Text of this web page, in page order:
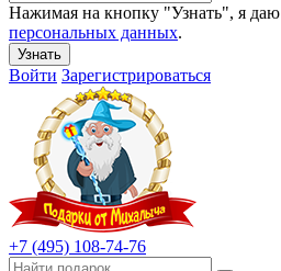
Нажимая на кнопку "Узнать", я даю
персональных данных.
Узнать
Войти Зарегистрироваться
+7 (495) 108-74-76